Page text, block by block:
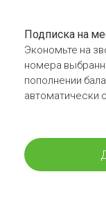
Подписка на
Экономьте на
номера
пополнении
автоматически